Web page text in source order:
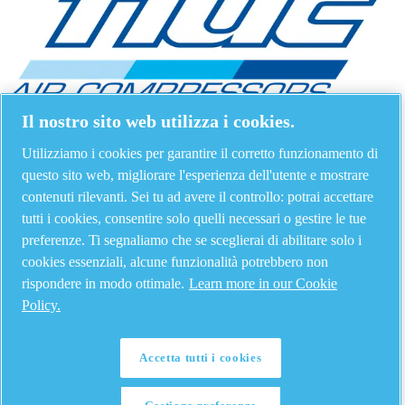
Il nostro sito web utilizza i cookies.
Utilizziamo i cookies per garantire il corretto funzionamento di
questo sito web, migliorare l'esperienza dell'utente e mostrare
contenuti rilevanti. Sei tu ad avere il controllo: potrai accettare
tutti i cookies, consentire solo quelli necessari o gestire le tue
preferenze. Ti segnaliamo che se sceglierai di abilitare solo i
cookies essenziali, alcune funzionalità potrebbero non
rispondere in modo ottimale. Learn more in our Cookie
Policy.
Accetta tutti i cookies